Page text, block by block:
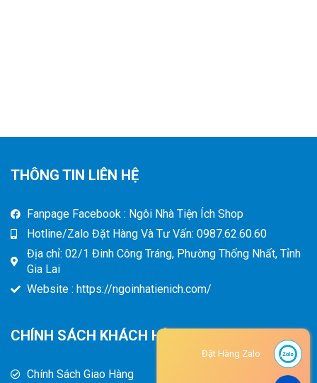
THÔNG TIN LIÊN HỆ
Fanpage Facebook : Ngôi Nhà Tiện Ích Shop
Hotline/Zalo Đặt Hàng Và Tư Vấn: 0987.62.60.60
Địa chỉ: 02/1 Đinh Công Tráng, Phường Thống Nhất, Tỉnh
Gia Lai
Website : https://ngoinhatienich.com/
CHÍNH SÁCH KHÁCH HÀNG
Chính Sách Giao Hàng
Đặt Hàng Zalo